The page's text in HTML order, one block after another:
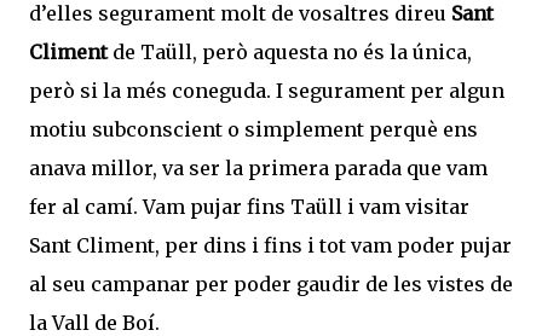
d’elles segurament molt de vosaltres direu Sant
Climentde Taüll, però aquesta no és la única,
però si la més coneguda. I segurament per algun
motiu subconscient o simplement perquè ens
anava millor, va ser la primera parada que vam
fer al camí. Vam pujar fins Taüll i vam visitar
Sant Climent, per dins i fins i tot vam poder pujar
al seu campanar per poder gaudir de les vistes de
la Vall de Boí.